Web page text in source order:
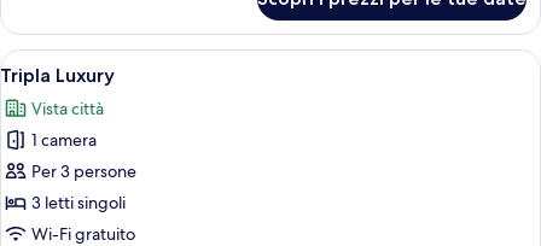
letti
singoli
Signature
con
2
letti
singoli
Apri
tutte
le
foto
per
Tripla
Luxury
Una camera d'albergo con due letti,
8
Tripla Luxury
Vista città
1 camera
Per 3 persone
3 letti singoli
Wi-Fi gratuito